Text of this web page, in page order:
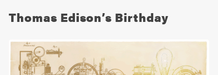
Thomas Edison’s Birthday